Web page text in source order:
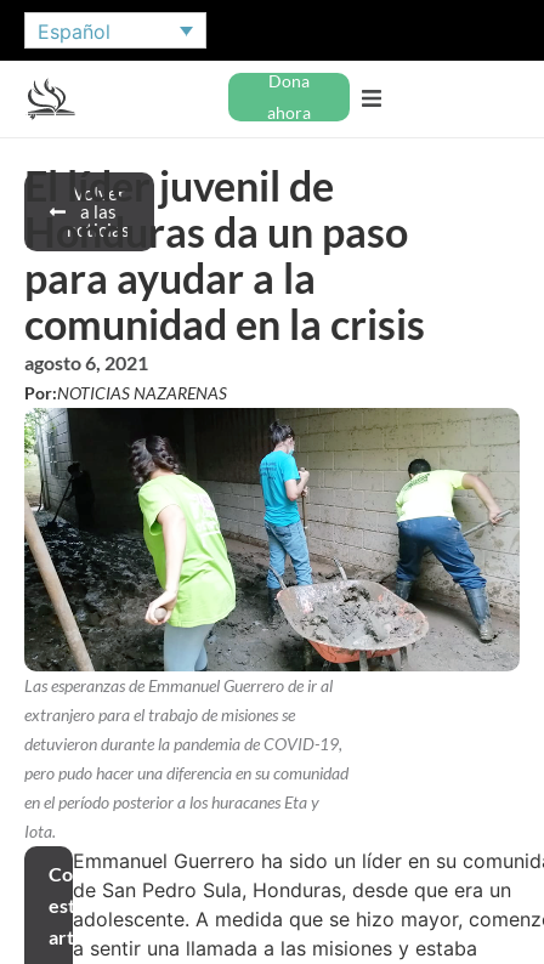
Español
Dona
ahora
Volver
a las
noticias
El líder juvenil de
Honduras da un paso
para ayudar a la
comunidad en la crisis
agosto 6, 2021
Por:NOTICIAS NAZARENAS
Las esperanzas de Emmanuel Guerrero de ir al
extranjero para el trabajo de misiones se
detuvieron durante la pandemia de COVID-19,
pero pudo hacer una diferencia en su comunidad
en el período posterior a los huracanes Eta y
Iota.
Compartir
este
artículo
Emmanuel Guerrero ha sido un líder en su
de San Pedro Sula, Honduras, desde que era un
adolescente. A medida que se hizo mayor,
a sentir una llamada a las misiones y estaba